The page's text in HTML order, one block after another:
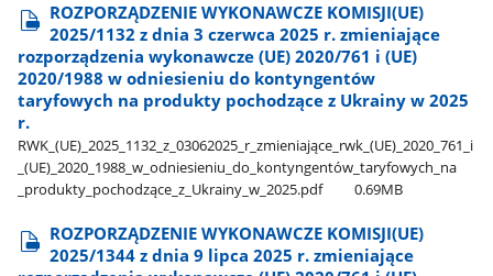
ROZPORZĄDZENIE WYKONAWCZE KOMISJI(UE)
2025/1132 z dnia 3 czerwca 2025 r. zmieniające
rozporządzenia wykonawcze (UE) 2020/761 i (UE)
2020/1988 w odniesieniu do kontyngentów
taryfowych na produkty pochodzące z Ukrainy w 2025
r.
RWK​_(UE)​_2025​_1132​_z​_03062025​_r​_zmieniające​_rwk​_(UE)​_2020​_761​_i​
_(UE)​_2020​_1988​_w​_odniesieniu​_do​_kontyngentów​_taryfowych​_na​
_produkty​_pochodzące​_z​_Ukrainy​_w​_2025.pdf
0.69MB
ROZPORZĄDZENIE WYKONAWCZE KOMISJI(UE)
2025/1344 z dnia 9 lipca 2025 r. zmieniające